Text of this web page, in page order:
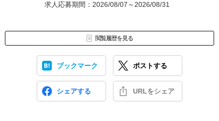
求人応募期間：2026/08/07～2026/08/31
閲覧履歴を見る
ブックマーク ポストする
シェアする URLをシェア